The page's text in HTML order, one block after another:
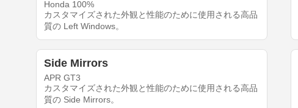
Honda 100%
カスタマイズされた外観と性能のために使用される高品
質の Left Windows。
Side Mirrors
APR GT3
カスタマイズされた外観と性能のために使用される高品
質の Side Mirrors。